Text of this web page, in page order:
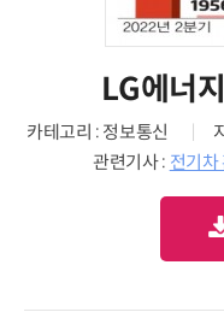
LG에너
카테고리 : 정보통신
관련기사 : 전기차